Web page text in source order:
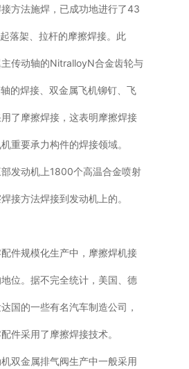
方法施焊，已成功地进行了43
落架、拉杆的摩擦焊接。此
传动轴的NitralloyN合金齿轮与
的焊接、双金属飞机铆钉、飞
了摩擦焊接，这表明摩擦焊接
重要承力构件的焊接领域。
动机上1800个高温合金喷射
接方法焊接到发动机上的。
规模化生产中，摩擦焊机接
位。据不完全统计，美国、德
国的一些有名汽车制造公司，
件采用了摩擦焊接技术。
金属排气阀生产中一般采用